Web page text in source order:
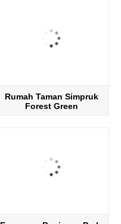
Rumah Taman Simpruk
Forest Green